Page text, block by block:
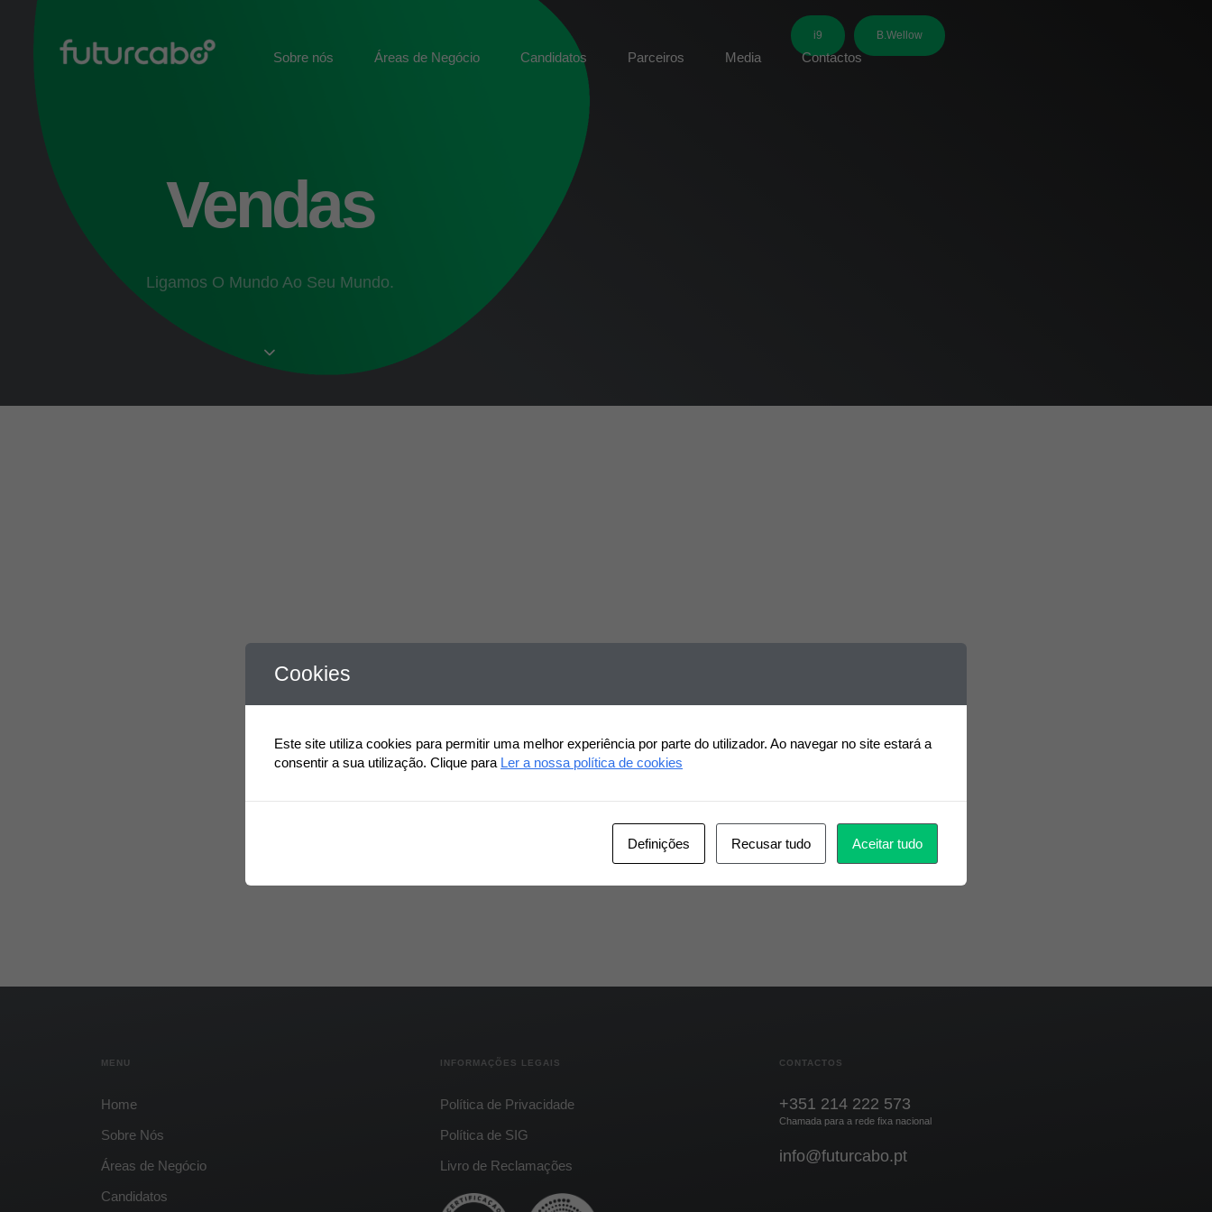
Sobre nós Áreas de Negócio Candidatos Parceiros Media Contactos
i9 B.Wellow
Vendas
Ligamos O Mundo Ao Seu Mundo.
Vendas 4
Consultor Comercial – Telecomunicações (M/D/F) Consultor Comercial – Energias (M/D/F)
MENU
Home
Sobre Nós
Áreas de Negócio
Candidatos
INFORMAÇÕES LEGAIS
Política de Privacidade
Política de SIG
Livro de Reclamações
CONTACTOS
+351 214 222 573
Chamada para a rede fixa nacional
info@futurcabo.pt
Cookies
Este site utiliza cookies para permitir uma melhor experiência por parte do utilizador. Ao navegar no site estará a
consentir a sua utilização. Clique para Ler a nossa política de cookies
Definições Recusar tudo Aceitar tudo